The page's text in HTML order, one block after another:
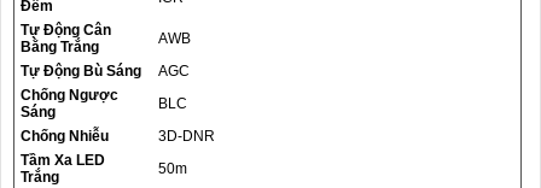
Đêm
Tự Động Cân
Bằng Trắng
AWB
Tự Động Bù Sáng
AGC
Chống Ngược
Sáng
BLC
Chống Nhiễu
3D-DNR
Tầm Xa LED
Trắng
50m